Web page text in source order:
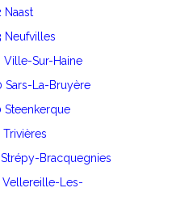
Naast
Neufvilles
Ville-Sur-Haine
Sars-La-Bruyère
Steenkerque
Bracquegnies
Vellereille-Les-